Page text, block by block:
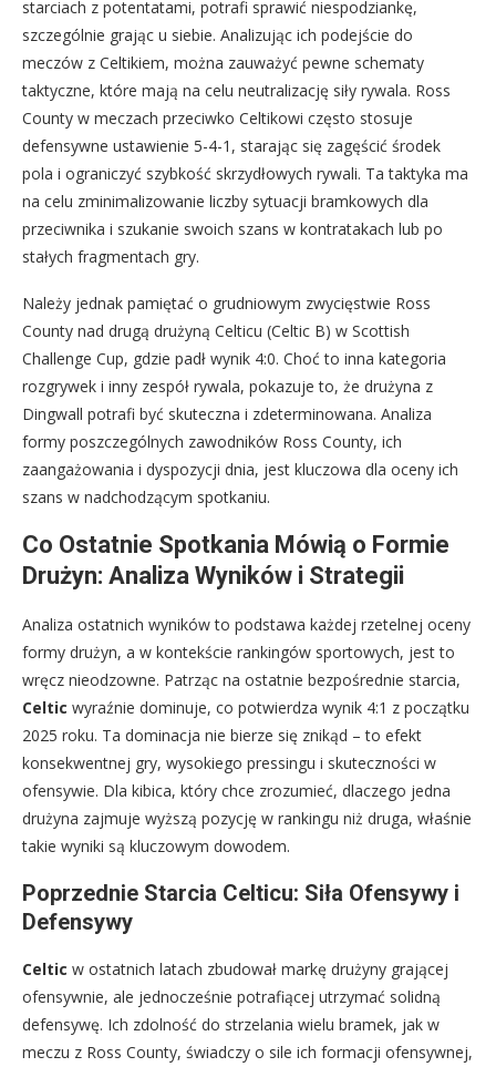
starciach z potentatami, potrafi sprawić niespodziankę,
szczególnie grając u siebie. Analizując ich podejście do
meczów z Celtikiem, można zauważyć pewne schematy
taktyczne, które mają na celu neutralizację siły rywala. Ross
County w meczach przeciwko Celtikowi często stosuje
defensywne ustawienie 5-4-1, starając się zagęścić środek
pola i ograniczyć szybkość skrzydłowych rywali. Ta taktyka ma
na celu zminimalizowanie liczby sytuacji bramkowych dla
przeciwnika i szukanie swoich szans w kontratakach lub po
stałych fragmentach gry.
Należy jednak pamiętać o grudniowym zwycięstwie Ross
County nad drugą drużyną Celticu (Celtic B) w Scottish
Challenge Cup, gdzie padł wynik 4:0. Choć to inna kategoria
rozgrywek i inny zespół rywala, pokazuje to, że drużyna z
Dingwall potrafi być skuteczna i zdeterminowana. Analiza
formy poszczególnych zawodników Ross County, ich
zaangażowania i dyspozycji dnia, jest kluczowa dla oceny ich
szans w nadchodzącym spotkaniu.
Co Ostatnie Spotkania Mówią o Formie
Drużyn: Analiza Wyników i Strategii
Analiza ostatnich wyników to podstawa każdej rzetelnej oceny
formy drużyn, a w kontekście rankingów sportowych, jest to
wręcz nieodzowne. Patrząc na ostatnie bezpośrednie starcia,
Celtic wyraźnie dominuje, co potwierdza wynik 4:1 z początku
2025 roku. Ta dominacja nie bierze się znikąd – to efekt
konsekwentnej gry, wysokiego pressingu i skuteczności w
ofensywie. Dla kibica, który chce zrozumieć, dlaczego jedna
drużyna zajmuje wyższą pozycję w rankingu niż druga, właśnie
takie wyniki są kluczowym dowodem.
Poprzednie Starcia Celticu: Siła Ofensywy i
Defensywy
Celtic w ostatnich latach zbudował markę drużyny grającej
ofensywnie, ale jednocześnie potrafiącej utrzymać solidną
defensywę. Ich zdolność do strzelania wielu bramek, jak w
meczu z Ross County, świadczy o sile ich formacji ofensywnej,